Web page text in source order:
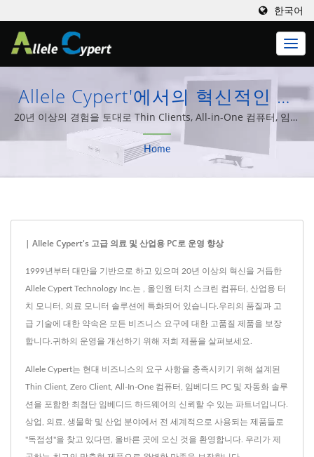
한국어
Allele Cypert'에서의 혁신적인 산
업용 터치 모니터 및 임베디드 시스
템 검색
20년 이상의 경험을 토대로 Thin Clients, All-in-One 컴퓨터, 임베
디드 PC 및 다양한 컴퓨터 시스템 통합 솔루션을 설계 및 생산하는
데 전념해 왔습니다.
Home
| Allele Cypert's 고급 의료 및 산업용 PC로 운영 향상
1999년부터 대만을 기반으로 하고 있으며 20년 이상의 혁신을 거듭한
Allele Cypert Technology Inc.는 , 올인원 터치 스크린 컴퓨터, 산업용 터
치 모니터, 의료 모니터 솔루션에 특화되어 있습니다.우리의 품질과 고
급 기술에 대한 약속은 모든 비즈니스 요구에 대한 고품질 제품을 보장
합니다.귀하의 운영을 개선하기 위해 저희 제품을 살펴보세요.
Allele Cypert는 현대 비즈니스의 요구 사항을 충족시키기 위해 설계된
Thin Client, Zero Client, All-In-One 컴퓨터, 임베디드 PC 및 자동화 솔루
션을 포함한 최첨단 임베디드 하드웨어의 신뢰할 수 있는 파트너입니다.
상업, 의료, 생물학 및 산업 분야에서 전 세계적으로 사용되는 제품들로
"독점성"을 찾고 있다면, 올바른 곳에 오신 것을 환영합니다. 우리가 제